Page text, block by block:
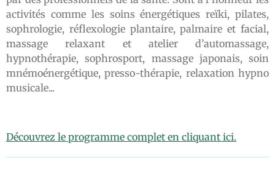
activités comme les soins énergétiques reïki, pilates,
sophrologie, réflexologie plantaire, palmaire et facial,
massage relaxant et atelier d’automassage,
hypnothérapie, sophrosport, massage japonais, soin
mnémoénergétique, presso-thérapie, relaxation hypno
musicale...
Découvrez le programme complet en cliquant ici.